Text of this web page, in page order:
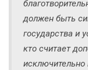
должен быть
государства и
кто считает